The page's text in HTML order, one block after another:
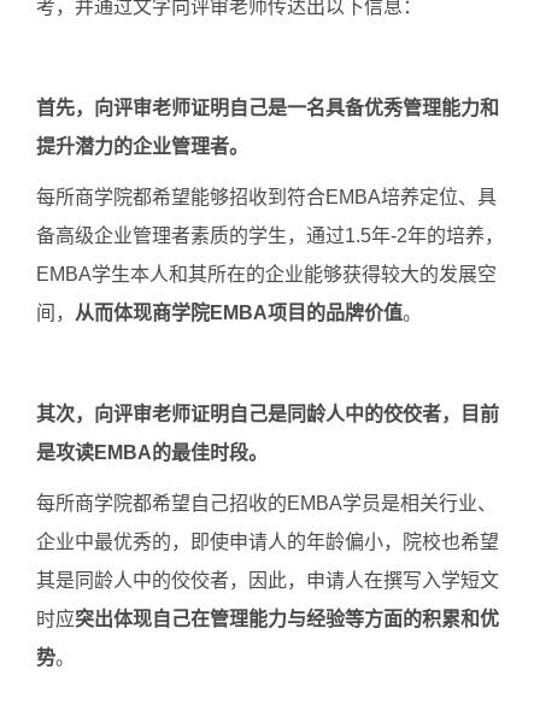
考，并通过文字向评审老师传达出以下信息：
首先，向评审老师证明自己是一名具备优秀管理能力和
提升潜力的企业管理者。
每所商学院都希望能够招收到符合EMBA培养定位、具
备高级企业管理者素质的学生，通过1.5年-2年的培养，
EMBA学生本人和其所在的企业能够获得较大的发展空
间， 从而体现商学院EMBA项目的品牌价值。
其次，向评审老师证明自己是同龄人中的佼佼者，目前
是攻读EMBA的最佳时段。
每所商学院都希望自己招收的EMBA学员是相关行业、
企业中最优秀的，即使申请人的年龄偏小，院校也希望
其是同龄人中的佼佼者，因此，申请人在撰写入学短文
时应突出体现自己在管理能力与经验等方面的积累和优
势。